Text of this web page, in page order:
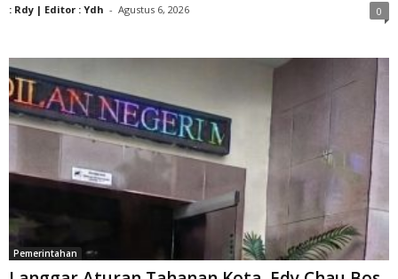
: Rdy | Editor : Ydh - Agustus 6, 2026 0
Pemerintahan